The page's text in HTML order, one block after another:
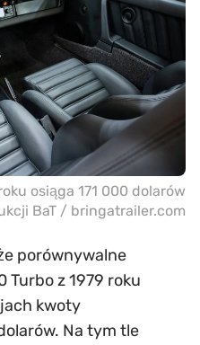
osiąga 171 000 dolarów
BaT / bringatrailer.com
porównywalne
Turbo z 1979 roku
kwoty
Na tym tle